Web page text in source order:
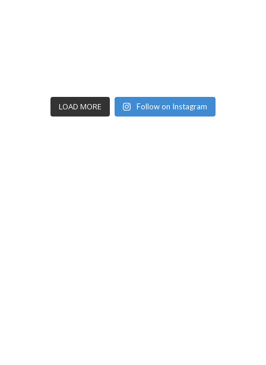
LOAD MORE Follow on Instagram